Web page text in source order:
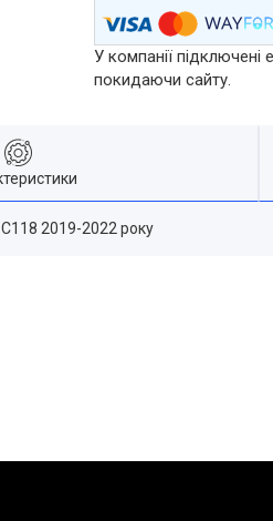
У компанії
покидаючи сайту.
2019-2022 року